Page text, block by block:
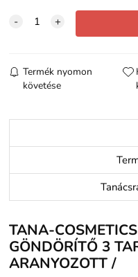
Termék nyomon
követése
TANA-
GÖNDÖRÍTŐ 3
ARANYOZOTT /